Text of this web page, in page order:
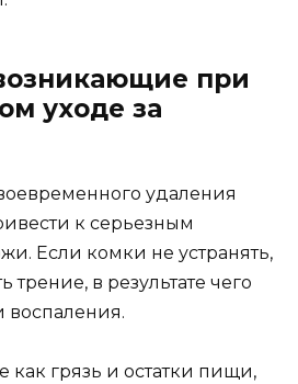
при
уходе за
удаления
к серьезным
Если комки не устранять,
трение, в результате чего
воспаления.
как грязь и остатки пищи,